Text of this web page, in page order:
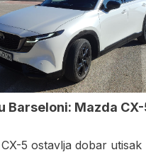
Barseloni: Mazda
5 ostavlja dobar utisak